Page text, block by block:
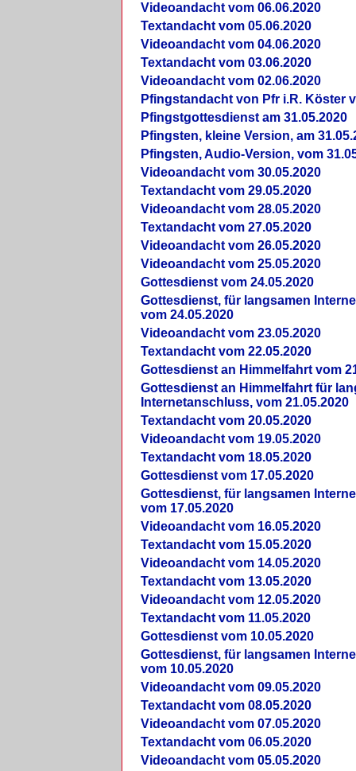
Videoandacht vom 06.06.2020
Textandacht vom 05.06.2020
Videoandacht vom 04.06.2020
Textandacht vom 03.06.2020
Videoandacht vom 02.06.2020
Pfingstandacht von Pfr i.R. Köster
Pfingstgottesdienst am 31.05.2020
Pfingsten, kleine Version, am
Pfingsten, Audio-Version, vom
Videoandacht vom 30.05.2020
Textandacht vom 29.05.2020
Videoandacht vom 28.05.2020
Textandacht vom 27.05.2020
Videoandacht vom 26.05.2020
Videoandacht vom 25.05.2020
Gottesdienst vom 24.05.2020
Gottesdienst, für langsamen
vom 24.05.2020
Videoandacht vom 23.05.2020
Textandacht vom 22.05.2020
Gottesdienst an Himmelfahrt vom
Gottesdienst an Himmelfahrt für
Internetanschluss, vom 21.05.2020
Textandacht vom 20.05.2020
Videoandacht vom 19.05.2020
Textandacht vom 18.05.2020
Gottesdienst vom 17.05.2020
Gottesdienst, für langsamen
vom 17.05.2020
Videoandacht vom 16.05.2020
Textandacht vom 15.05.2020
Videoandacht vom 14.05.2020
Textandacht vom 13.05.2020
Videoandacht vom 12.05.2020
Textandacht vom 11.05.2020
Gottesdienst vom 10.05.2020
Gottesdienst, für langsamen
vom 10.05.2020
Videoandacht vom 09.05.2020
Textandacht vom 08.05.2020
Videoandacht vom 07.05.2020
Textandacht vom 06.05.2020
Videoandacht vom 05.05.2020